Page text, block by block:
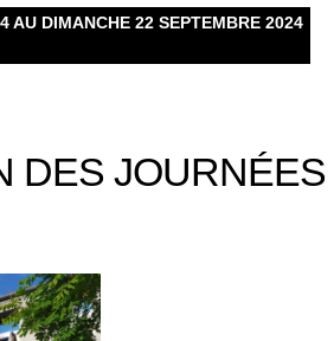
AU DIMANCHE 22 SEPTEMBRE 2024
DES